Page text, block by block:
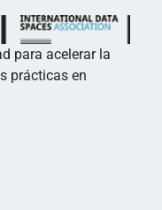
para acelerar la
prácticas en